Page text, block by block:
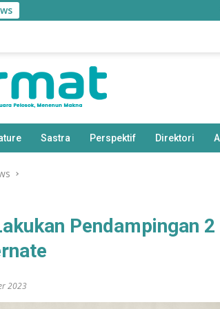
Sherly
Sastra Perspektif Direktori
Pendampingan
2023